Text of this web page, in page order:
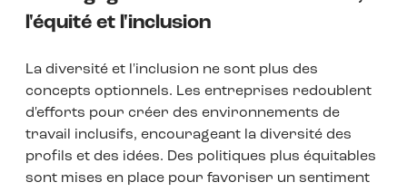
l'équité et l'inclusion
La diversité et l'inclusion ne sont plus des
concepts optionnels. Les entreprises redoublent
d'efforts pour créer des environnements de
travail inclusifs, encourageant la diversité des
profils et des idées. Des politiques plus équitables
sont mises en place pour favoriser un sentiment